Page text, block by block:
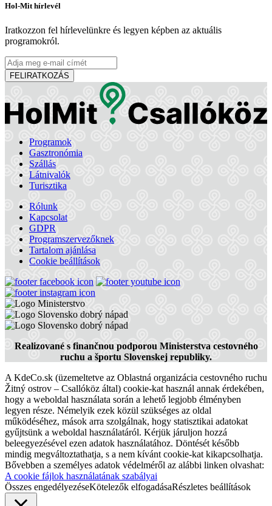
New York Coffee & Restaurant
Cukrászda és kávézóÉtterem és pizzéria
PLATZ Bistro & Bar
Dunaszerdahely
Bár, pub és söröző
APANI
Somorja
Hol-Mit hírlevél
Iratkozzon fel hírlevelünkre és legyen képben az aktuális
programokról.
FELIRATKOZÁS
Programok
Gasztronómia
Szállás
Látnivalók
Turisztika
Rólunk
Kapcsolat
GDPR
Programszervezőknek
Tartalom ajánlása
Cookie beállítások
Realizované s finančnou podporou Ministerstva cestovného
ruchu a športu Slovenskej republiky.
A KdeCo.sk (üzemeltetve az Oblastná organizácia cestovného ruchu
Žitný ostrov – Csallóköz által) cookie-kat használ annak érdekében,
hogy a weboldal használata során a lehető legjobb élményben
legyen része. Némelyik ezek közül szükséges az oldal
működéséhez, mások arra szolgálnak, hogy statisztikai adatokat
gyűjtsünk a weboldal használatáról. Kérjük járuljon hozzá
beleegyezésével ezen adatok használatához. Döntését később
mindig megváltoztathatja, s a nem kívánt cookie-kat kikapcsolhatja.
Bővebben a személyes adatok védelméről az alábbi linken olvashat:
A cookie fájlok használatának szabályai
Összes engedélyezéseKötelezők elfogadásaRészletes beállítások